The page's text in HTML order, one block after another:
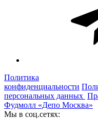
Политика
конфиденциальности
персональных данных
Фудмолл «Депо Москва»
Мы в соц.сетях: